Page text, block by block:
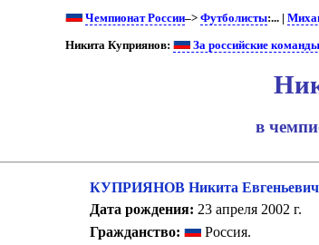
Чемпионат России–> Футболисты:... |
Никита Куприянов: За российские
в
КУПРИЯНОВ Никита Евгеньевич
Дата рождения: 23 апреля 2002 г.
Гражданство:
Россия.